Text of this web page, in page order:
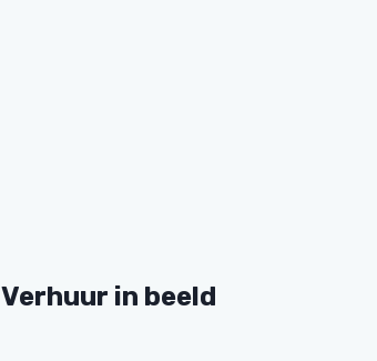
Verhuur in beeld